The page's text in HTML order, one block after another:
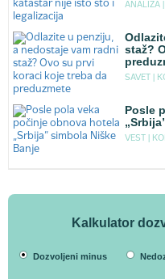
ANALIZA |
staž?
SAVET |
Posle
VEST |
Kalkulator
Dozvoljeni minus